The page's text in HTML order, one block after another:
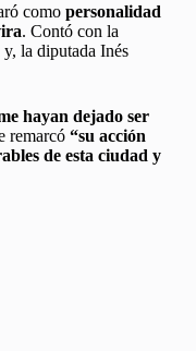
como personalidad
. Contó con la
la diputada Inés
hayan dejado ser
remarcó “su acción
de esta ciudad y